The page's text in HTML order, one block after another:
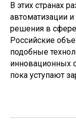
В этих странах
автоматизации
решения в
Российские
подобные
инновационных
пока уступают